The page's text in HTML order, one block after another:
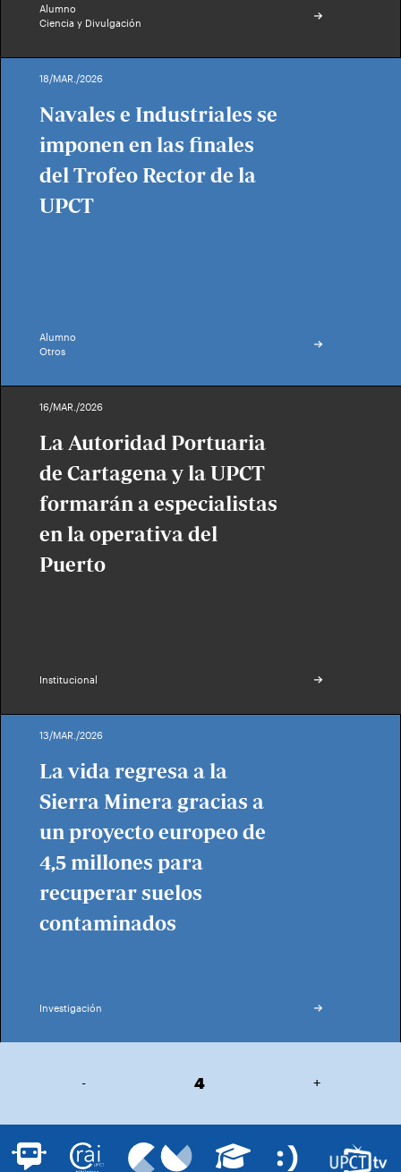
Alumno
Ciencia y Divulgación
18/MAR./2026
Navales e Industriales se
imponen en las finales
del Trofeo Rector de la
UPCT
Alumno
Otros
16/MAR./2026
La Autoridad Portuaria
de Cartagena y la UPCT
formarán a especialistas
en la operativa del
Puerto
Institucional
13/MAR./2026
La vida regresa a la
Sierra Minera gracias a
un proyecto europeo de
4,5 millones para
recuperar suelos
contaminados
Investigación
- 4 +